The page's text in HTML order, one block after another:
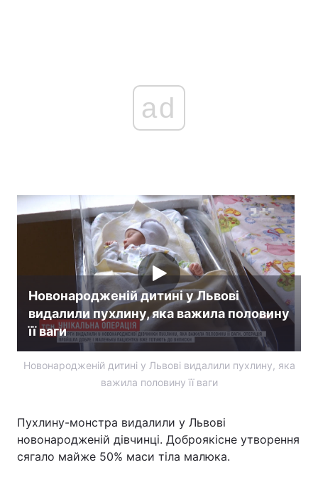
ad
Новонародженій дитині у Львові
видалили пухлину, яка важила половину
її ваги
Новонародженій дитині у Львові видалили пухлину, яка
важила половину її ваги
Пухлину-монстра видалили у Львові
новонародженій дівчинці. Доброякісне утворення
сягало майже 50% маси тіла малюка.